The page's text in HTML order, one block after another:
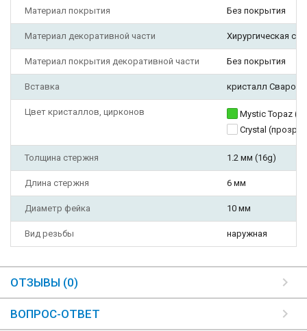
Материал покрытия Без покрытия
Материал декоративной части Хирургическая
Материал покрытия декоративной части Без покрытия
Вставка кристалл
Цвет кристаллов, цирконов
Mystic Topaz
Crystal
Толщина стержня 1.2 мм (16g)
Длина стержня 6 мм
Диаметр фейка 10 мм
Вид резьбы наружная
ОТЗЫВЫ (0)
ВОПРОС-ОТВЕТ